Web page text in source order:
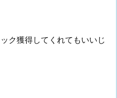
ク獲得してくれてもいいじ